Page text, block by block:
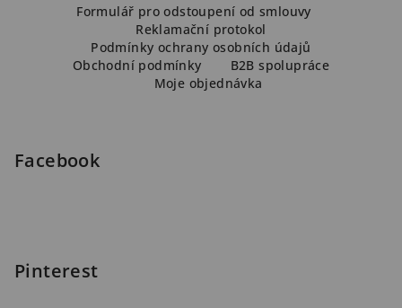
Formulář pro odstoupení od smlouvy
Reklamační protokol
Podmínky ochrany osobních údajů
Obchodní podmínky
B2B spolupráce
Moje objednávka
Facebook
Pinterest